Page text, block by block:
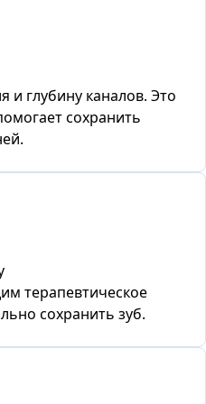
и глубину каналов. Это
сохранить
терапевтическое
сохранить зуб.